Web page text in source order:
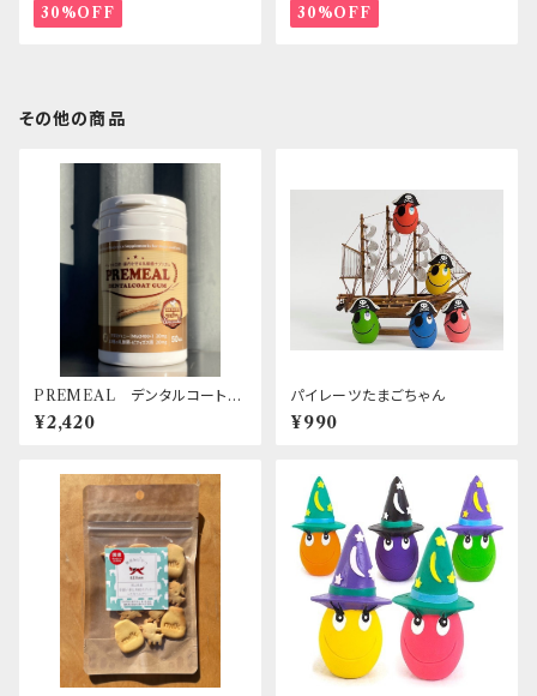
30%OFF 30%OFF
その他の商品
PREMEAL デンタルコートガ
ムUmanuka 50本入 馬皮＋
マヌカハニー / 口腔・腸内環境
¥2,420
パイレーツたまごちゃん
¥990